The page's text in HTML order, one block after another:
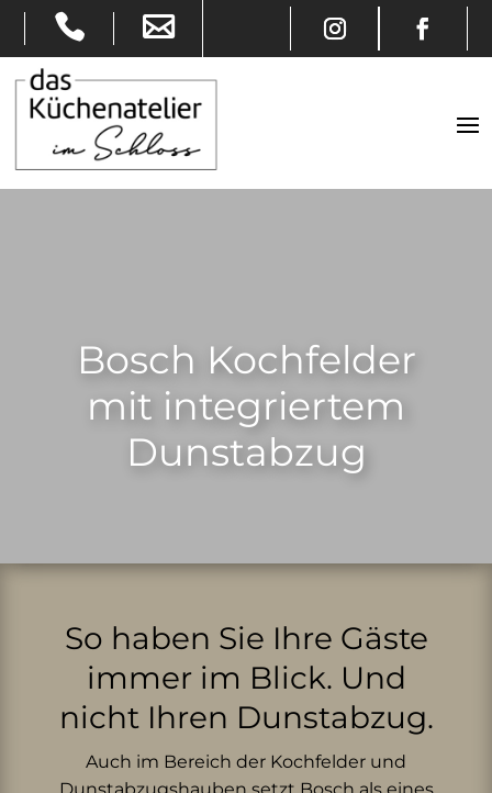
Bosch Kochfelder
mit integriertem
Dunstabzug
So haben Sie Ihre Gäste
immer im Blick. Und
nicht Ihren Dunstabzug.
Auch im Bereich der Kochfelder und